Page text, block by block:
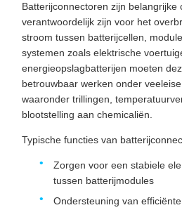
Batterijconnectoren zijn belangrijke
verantwoordelijk zijn voor het
stroom tussen batterijcellen,
systemen zoals elektrische
energieopslagbatterijen moeten
betrouwbaar werken onder
waaronder trillingen,
blootstelling aan chemicaliën.
Typische functies van
Zorgen voor een stabiele
tussen batterijmodules
Ondersteuning van